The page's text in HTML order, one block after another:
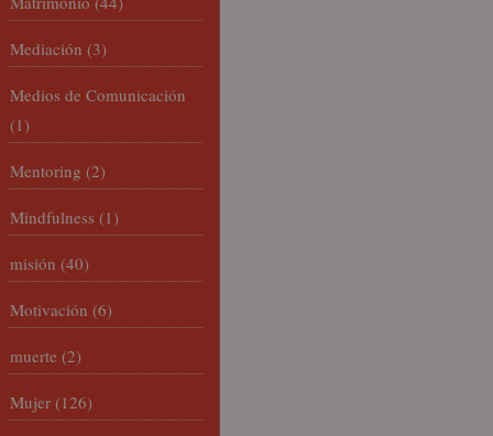
Mediación (3)
Medios de Comunicación
(1)
Mentoring (2)
Mindfulness (1)
misión (40)
Motivación (6)
muerte (2)
Mujer (126)